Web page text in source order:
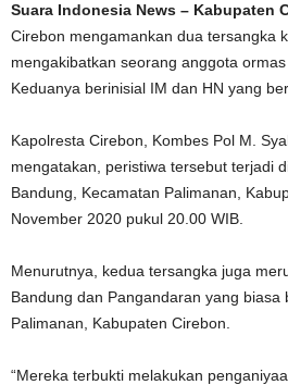
Suara Indonesia News – Kabupaten
Cirebon mengamankan dua tersangka
mengakibatkan seorang anggota ormas
Keduanya berinisial IM dan HN yang
Kapolresta Cirebon, Kombes Pol M.
mengatakan, peristiwa tersebut terjadi
Bandung, Kecamatan Palimanan,
November 2020 pukul 20.00 WIB.
Menurutnya, kedua tersangka juga
Bandung dan Pangandaran yang biasa
Palimanan, Kabupaten Cirebon.
“Mereka terbukti melakukan